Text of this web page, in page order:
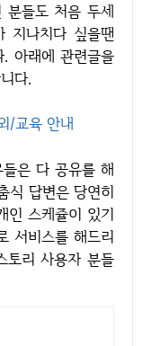
분들도 처음 두세
지나치다 싶을땐
아래에 관련글을
다.
/교육 안내
식 답변은 당연히
인 스케쥴이 있기
서비스를 해드리
토리 사용자 분들